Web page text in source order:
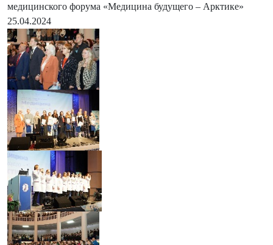
медицинского форума «Медицина будущего – Арктике»
25.04.2024